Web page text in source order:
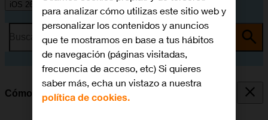
iOS 26
Busca por problema o tema
Cómo utilizar la Biblioteca de Apps
para analizar cómo utilizas este sitio web y
personalizar los contenidos y anuncios
que te mostramos en base a tus hábitos
de navegación (páginas visitadas,
frecuencia de acceso, etc) Si quieres
saber más, echa un vistazo a nuestra
política de cookies.